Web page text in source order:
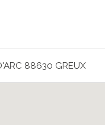
88630 GREUX